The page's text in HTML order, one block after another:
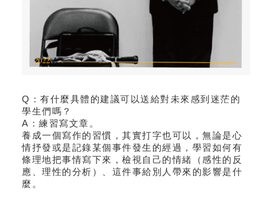
Q：有什麼具體的建議可以送給對未來感到迷茫的
學生們嗎？
A：練習寫文章。
養成一個寫作的習慣，其實打字也可以，無論是心
情抒發或是記錄某個事件發生的經過，學習如何有
條理地把事情寫下來，檢視自己的情緒（感性的反
應、理性的分析）、這件事給別人帶來的影響是什
麼。